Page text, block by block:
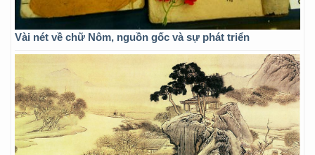
Vài nét về chữ Nôm, nguồn gốc và sự phát triển